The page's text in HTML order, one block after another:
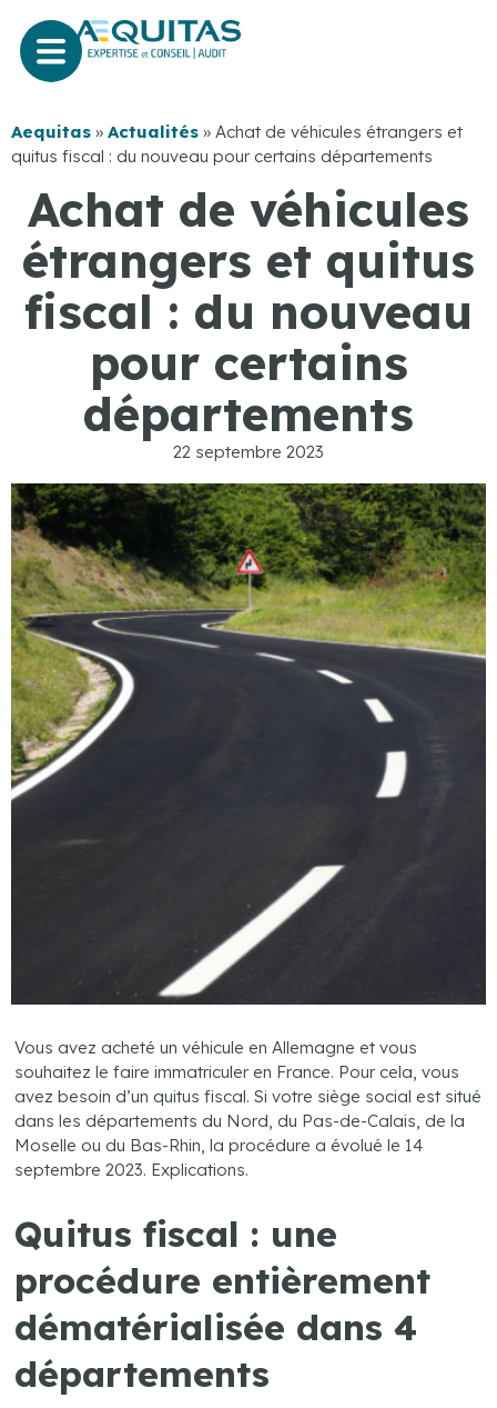
Aequitas » Actualités » Achat de véhicules étrangers et
quitus fiscal : du nouveau pour certains départements
Achat de véhicules
étrangers et quitus
fiscal : du nouveau
pour certains
départements
22 septembre 2023
Vous avez acheté un véhicule en Allemagne et vous
souhaitez le faire immatriculer en France. Pour cela, vous
avez besoin d’un quitus fiscal. Si votre siège social est situé
dans les départements du Nord, du Pas-de-Calais, de la
Moselle ou du Bas-Rhin, la procédure a évolué le 14
septembre 2023. Explications.
Quitus fiscal : une
procédure entièrement
dématérialisée dans 4
départements